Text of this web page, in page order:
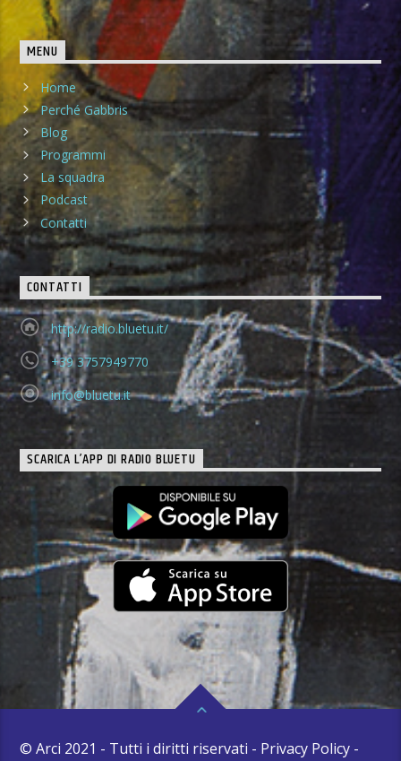
MENU
Home
Perché Gabbris
Blog
Programmi
La squadra
Podcast
Contatti
CONTATTI
http://radio.bluetu.it/
+39 3757949770
info@bluetu.it
SCARICA L’APP DI RADIO BLUETU
© Arci 2021 - Tutti i diritti riservati - Privacy Policy -